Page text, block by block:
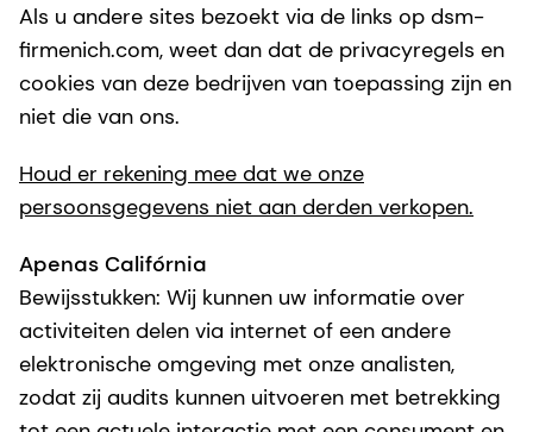
Als u andere sites bezoekt via de links op dsm-
firmenich.com, weet dan dat de privacyregels en
cookies van deze bedrijven van toepassing zijn en
niet die van ons.
Houd er rekening mee dat we onze
persoonsgegevens niet aan derden verkopen.
Apenas Califórnia
Bewijsstukken: Wij kunnen uw informatie over
activiteiten delen via internet of een andere
elektronische omgeving met onze analisten,
zodat zij audits kunnen uitvoeren met betrekking